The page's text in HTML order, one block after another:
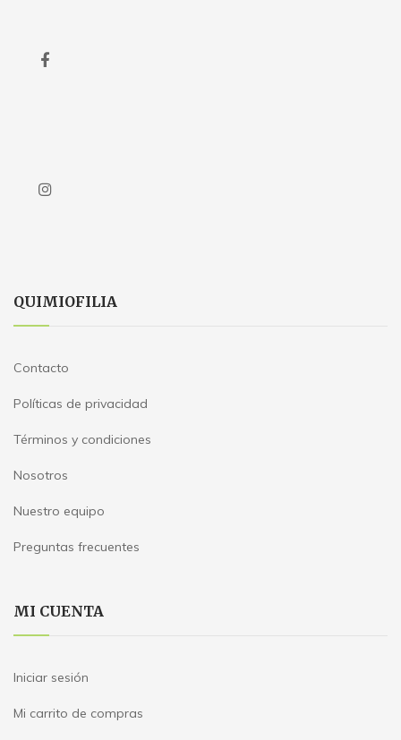
QUIMIOFILIA
Contacto
Políticas de privacidad
Términos y condiciones
Nosotros
Nuestro equipo
Preguntas frecuentes
MI CUENTA
Iniciar sesión
Mi carrito de compras